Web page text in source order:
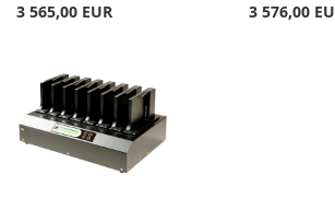
3 565,00 EUR
3 576,00